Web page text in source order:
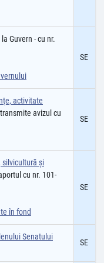
Guvern - cu nr.
SE
activitate
transmite avizul cu
SE
silvicultură şi
cu nr. 101-
în fond
SE
Senatului
SE